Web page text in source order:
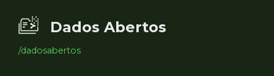
Dados Abertos
/dadosabertos